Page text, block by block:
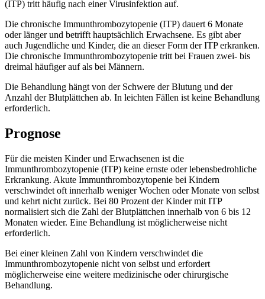
(ITP) tritt häufig nach einer Virusinfektion auf.
Die chronische Immunthrombozytopenie (ITP) dauert 6 Monate
oder länger und betrifft hauptsächlich Erwachsene. Es gibt aber
auch Jugendliche und Kinder, die an dieser Form der ITP erkranken.
Die chronische Immunthrombozytopenie tritt bei Frauen zwei- bis
dreimal häufiger auf als bei Männern.
Die Behandlung hängt von der Schwere der Blutung und der
Anzahl der Blutplättchen ab. In leichten Fällen ist keine Behandlung
erforderlich.
Prognose
Für die meisten Kinder und Erwachsenen ist die
Immunthrombozytopenie (ITP) keine ernste oder lebensbedrohliche
Erkrankung. Akute Immunthrombozytopenie bei Kindern
verschwindet oft innerhalb weniger Wochen oder Monate von selbst
und kehrt nicht zurück. Bei 80 Prozent der Kinder mit ITP
normalisiert sich die Zahl der Blutplättchen innerhalb von 6 bis 12
Monaten wieder. Eine Behandlung ist möglicherweise nicht
erforderlich.
Bei einer kleinen Zahl von Kindern verschwindet die
Immunthrombozytopenie nicht von selbst und erfordert
möglicherweise eine weitere medizinische oder chirurgische
Behandlung.